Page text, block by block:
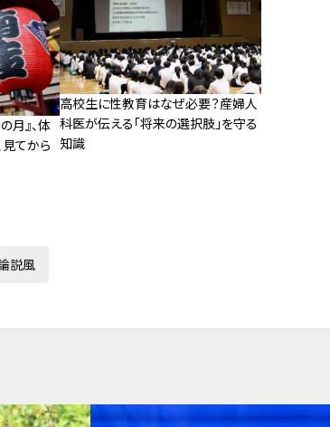
月』、体
見てから
高校生に性教育はなぜ必要？産婦人
科医が伝える「将来の選択肢」を守る
知識
説風